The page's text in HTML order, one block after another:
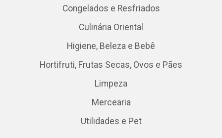
Congelados e Resfriados
Culinária Oriental
Higiene, Beleza e Bebê
Hortifruti, Frutas Secas, Ovos e Pães
Limpeza
Mercearia
Utilidades e Pet